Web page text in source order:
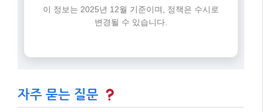
이 정보는 2025년 12월 기준이며, 정책은 수시로
변경될 수 있습니다.
자주 묻는 질문